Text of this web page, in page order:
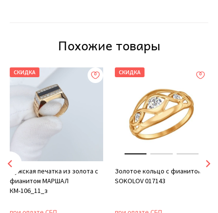
Похожие товары
СКИДКА
Мужская печатка из золота с
фианитом МАРШАЛ
КМ-106_11_з
СКИДКА
Золотое кольцо с фианитом
SOKOLOV 017143